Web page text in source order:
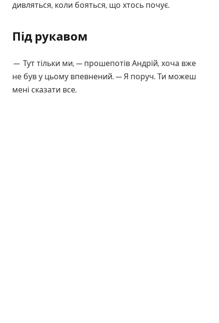
дивляться, коли бояться, що хтось почує.
Під рукавом
— Тут тільки ми, — прошепотів Андрій, хоча вже
не був у цьому впевнений. — Я поруч. Ти можеш
мені сказати все.